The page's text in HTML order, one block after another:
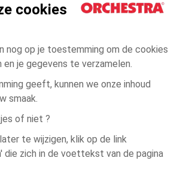
cookies
nog op je toestemming om de cookies
je gegevens te verzamelen.
geeft, kunnen we onze inhoud
smaak.
of niet ?
te wijzigen, klik op de link
die zich in de voettekst van de pagina
één
verkoopsvoorwaarden
Wettelijke bepalingen
Persoonsgegevens